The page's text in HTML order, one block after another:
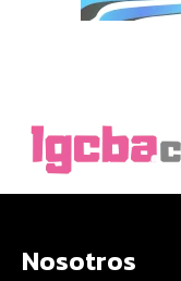
Nosotros